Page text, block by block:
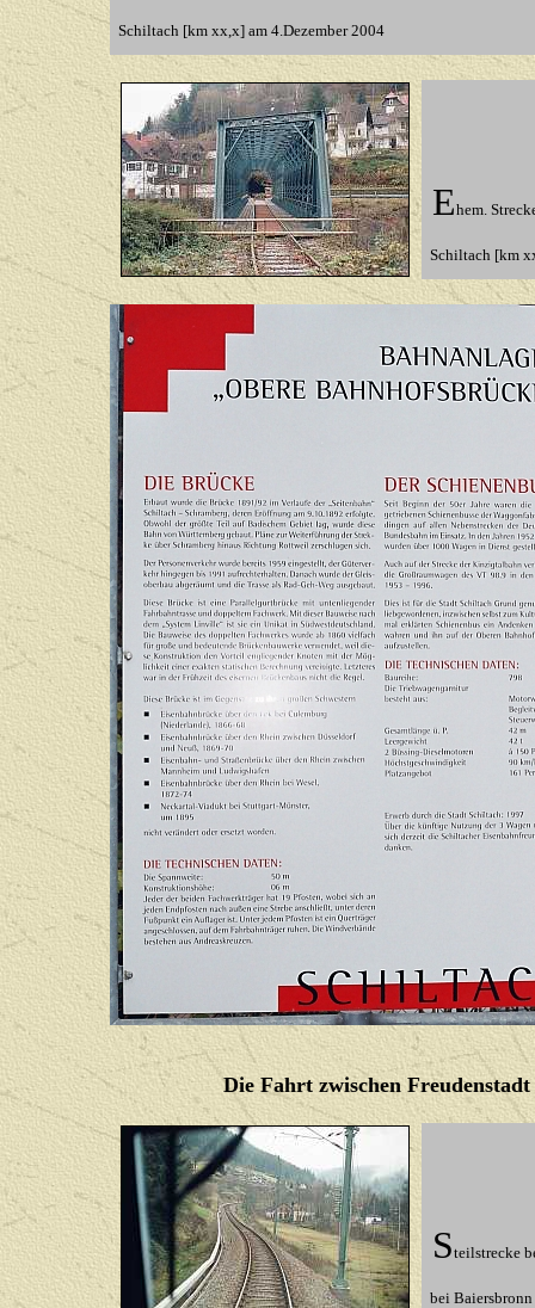
Schiltach [km xx,x] am 4.Dezember 2004
Ehem.
Schiltach [km
Die Fahrt zwischen
Steilstrecke
bei